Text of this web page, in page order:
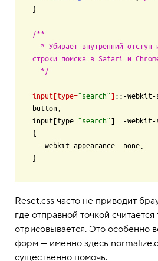
}
/**
строки поиска в Safari и
  */
input[type="search"] ::-webkit-
button,
input[type="search"]::-webkit-
{
Reset.css часто не приводит
где отправной точкой считается
отрисовывается. Это особенно
форм — именно здесь
существенно помочь.